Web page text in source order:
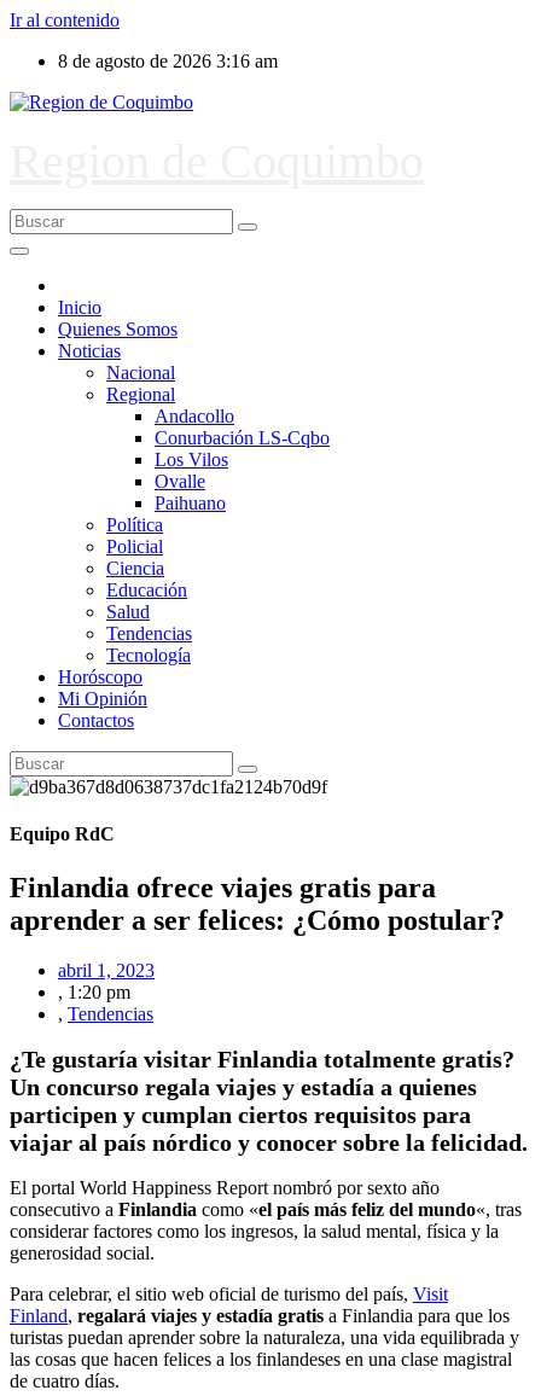
Ir al contenido
8 de agosto de 2026 3:16 am
Inicio
Quienes Somos
Noticias
Nacional
Regional
Andacollo
Conurbación LS-Cqbo
Los Vilos
Ovalle
Paihuano
Política
Policial
Ciencia
Educación
Salud
Tendencias
Tecnología
Horóscopo
Mi Opinión
Contactos
Equipo RdC
Finlandia ofrece viajes gratis para
aprender a ser felices: ¿Cómo postular?
abril 1, 2023
, 1:20 pm
, Tendencias
¿Te gustaría visitar Finlandia totalmente gratis?
Un concurso regala viajes y estadía a quienes
participen y cumplan ciertos requisitos para
viajar al país nórdico y conocer sobre la felicidad.
El portal World Happiness Report nombró por sexto año
consecutivo a Finlandia como «el país más feliz del mundo«, tras
considerar factores como los ingresos, la salud mental, física y la
generosidad social.
Para celebrar, el sitio web oficial de turismo del país, Visit
Finland, regalará viajes y estadía gratis a Finlandia para que los
turistas puedan aprender sobre la naturaleza, una vida equilibrada y
las cosas que hacen felices a los finlandeses en una clase magistral
de cuatro días.